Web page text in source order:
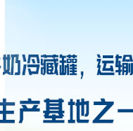
联系我们